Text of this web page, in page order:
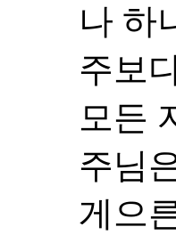
나 하
주보
모든
주님
게으